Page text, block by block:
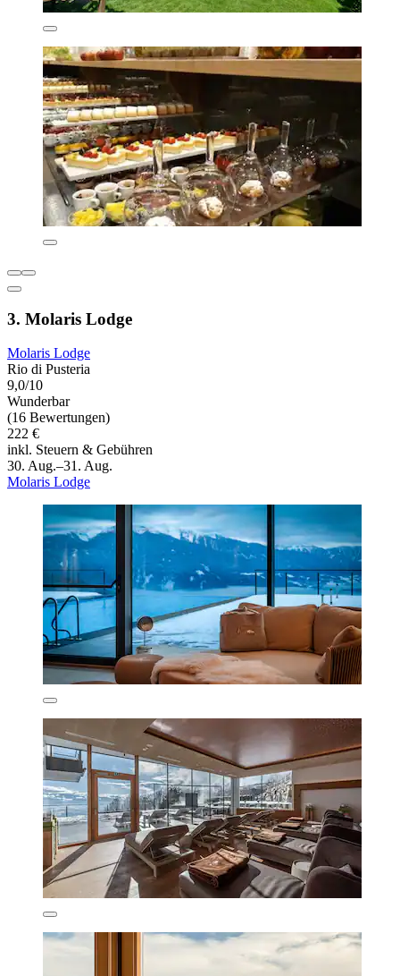
3. Molaris Lodge
Molaris Lodge
Rio di Pusteria
9,0/10
Wunderbar
(16 Bewertungen)
222 €
inkl. Steuern & Gebühren
30. Aug.–31. Aug.
Molaris Lodge